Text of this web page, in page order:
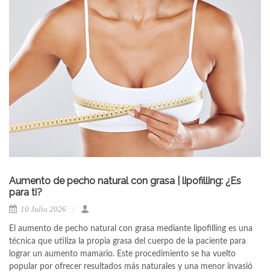
Aumento de pecho natural con grasa | lipofilling: ¿Es
para ti?
10 Julio 2026
El aumento de pecho natural con grasa mediante lipofilling es una
técnica que utiliza la propia grasa del cuerpo de la paciente para
lograr un aumento mamario. Este procedimiento se ha vuelto
popular por ofrecer resultados más naturales y una menor invasió